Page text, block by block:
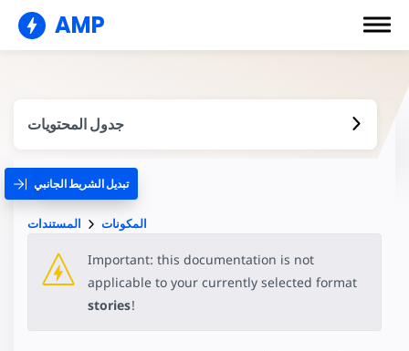
AMP
جدول المحتويات
تبديل الشريط الجانبي
المستندات المكونات
Important: this documentation is not
applicable to your currently selected format
stories!